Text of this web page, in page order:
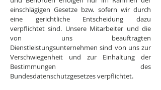
einschlägigen Gesetze bzw. sofern wir durch
eine gerichtliche Entscheidung dazu
verpflichtet sind. Unsere Mitarbeiter und die
von uns beauftragten
Dienstleistungsunternehmen sind von uns zur
Verschwiegenheit und zur Einhaltung der
Bestimmungen des
Bundesdatenschutzgesetzes verpflichtet.